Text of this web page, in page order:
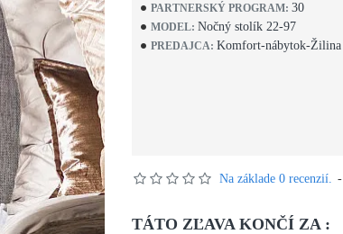
PARTNERSKÝ PROGRAM: 30
MODEL: Nočný stolík 22-97
PREDAJCA: Komfort-nábytok-Žilina
Na základe 0 recenzií. -
TÁTO ZĽAVA KONČÍ ZA :